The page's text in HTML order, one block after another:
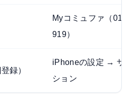
Myコミュファ（0120-
919）
録）
iPhoneの設定 → サブ
ション